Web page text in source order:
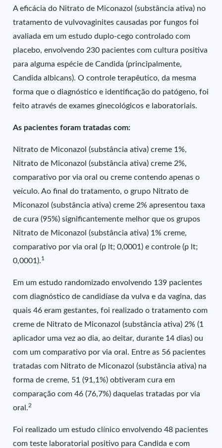
A eficácia do Nitrato de Miconazol (substância ativa) no
tratamento de vulvovaginites causadas por fungos foi
avaliada em um estudo duplo-cego controlado com
placebo, envolvendo 230 pacientes com cultura positiva
para alguma espécie de Candida (principalmente,
Candida albicans). O controle terapêutico, da mesma
forma que o diagnóstico e identificação do patógeno, foi
feito através de exames ginecológicos e laboratoriais.
As pacientes foram tratadas com:
Nitrato de Miconazol (substância ativa) creme 1%,
Nitrato de Miconazol (substância ativa) creme 2%,
comparativo por via oral ou creme contendo apenas o
veículo. Ao final do tratamento, o grupo Nitrato de
Miconazol (substância ativa) creme 2% apresentou taxa
de cura (95%) significantemente melhor que os grupos
Nitrato de Miconazol (substância ativa) 1% creme,
comparativo por via oral (p lt; 0,0001) e controle (p lt;
0,0001).1
Em um estudo randomizado envolvendo 139 pacientes
com diagnóstico de candidíase da vulva e da vagina, das
quais 46 eram gestantes, foi realizado o tratamento com
creme de Nitrato de Miconazol (substância ativa) 2% (1
aplicador uma vez ao dia, ao deitar, durante 14 dias) ou
com um comparativo por via oral. Entre as 56 pacientes
tratadas com Nitrato de Miconazol (substância ativa) na
forma de creme, 51 (91,1%) obtiveram cura em
comparação com 46 (76,7%) daquelas tratadas por via
oral.2
Foi realizado um estudo clínico envolvendo 48 pacientes
com teste laboratorial positivo para Candida e com